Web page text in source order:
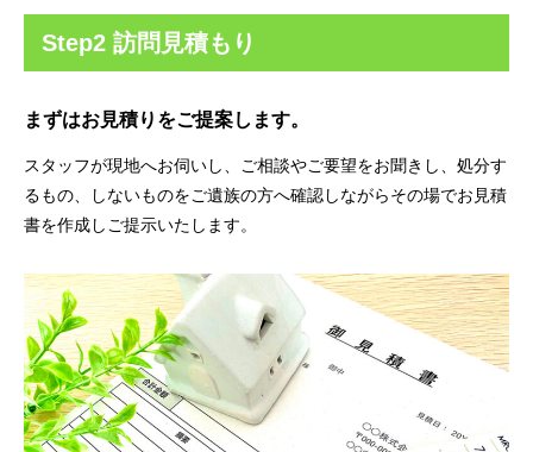
Step2 訪問見積もり
まずはお見積りをご提案します。
スタッフが現地へお伺いし、ご相談やご要望をお聞きし、処分す
るもの、しないものをご遺族の方へ確認しながらその場でお見積
書を作成しご提示いたします。